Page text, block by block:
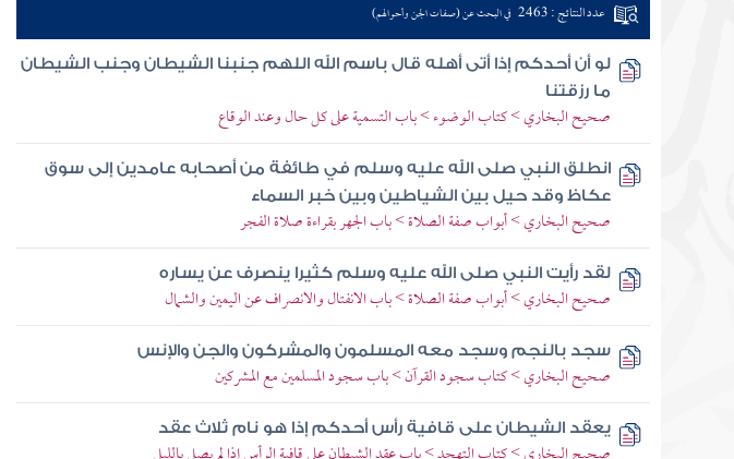
عدد النتائج : 2463 في البحث عن (صفات الجن وأحوالهم)
لو أن أحدكم إذا أتى أهله قال باسم الله اللهم جنبنا الشيطان وجنب الشيطان
ما رزقتنا
صحيح البخاري > كتاب الوضوء > باب التسمية على كل حال وعند الوقاع
انطلق النبي صلى الله عليه وسلم في طائفة من أصحابه عامدين إلى سوق
عكاظ وقد حيل بين الشياطين وبين خبر السماء
صحيح البخاري > أبواب صفة الصلاة > باب الجهر بقراءة صلاة الفجر
لقد رأيت النبي صلى الله عليه وسلم كثيرا ينصرف عن يساره
صحيح البخاري > أبواب صفة الصلاة > باب الانفتال والانصراف عن اليمين والشمال
سجد بالنجم وسجد معه المسلمون والمشركون والجن والإنس
صحيح البخاري > كتاب سجود القرآن > باب سجود المسلمين مع المشركين
يعقد الشيطان على قافية رأس أحدكم إذا هو نام ثلاث عقد